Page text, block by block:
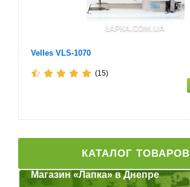
Velles VLS-1070
(15)
КАТАЛОГ ТОВАРОВ
Магазин «Лапка» в Днепре